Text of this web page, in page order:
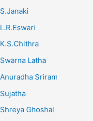
S.Janaki
L.R.Eswari
K.S.Chithra
Swarna Latha
Anuradha Sriram
Sujatha
Shreya Ghoshal